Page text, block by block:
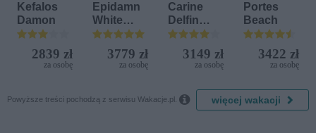
Kefalos
Damon
2839 zł
za osobę
Epidamn
White
Sensation
3779 zł
za osobę
Carine
Delfin
Bijela (ex.
Iberostar
Bijela
3149 zł
za osobę
Portes
Beach
3422 zł
za osobę
Powyższe treści pochodzą z serwisu Wakacje.pl.  więcej wakacji